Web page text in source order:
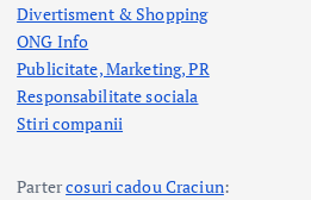
Divertisment & Shopping
ONG Info
Publicitate, Marketing, PR
Responsabilitate sociala
Stiri companii
Partercosuri cadou Craciun: